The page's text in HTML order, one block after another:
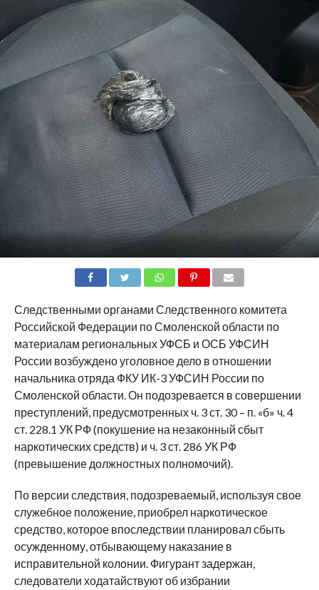
Следственными органами Следственного комитета
Российской Федерации по Смоленской области по
материалам региональных УФСБ и ОСБ УФСИН
России возбуждено уголовное дело в отношении
начальника отряда ФКУ ИК-3 УФСИН России по
Смоленской области. Он подозревается в совершении
преступлений, предусмотренных ч. 3 ст. 30 – п. «б» ч. 4
ст. 228.1 УК РФ (покушение на незаконный сбыт
наркотических средств) и ч. 3 ст. 286 УК РФ
(превышение должностных полномочий).
По версии следствия, подозреваемый, используя свое
служебное положение, приобрел наркотическое
средство, которое впоследствии планировал сбыть
осужденному, отбывающему наказание в
исправительной колонии. Фигурант задержан,
следователи ходатайствуют об избрании